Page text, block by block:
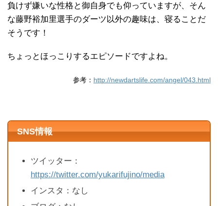
負けず嫌いな性格と御自身でも仰っていますが、そん
な藤野裕加里選手のダーツ以外の趣味は、寝ることだ
そうです！
ちょっとほっこりするエピソードですよね。
参考： http://newdartslife.com/angel/043.html
SNS情報
ツイッター：
https://twitter.com/yukarifujino/media
インスタ：なし